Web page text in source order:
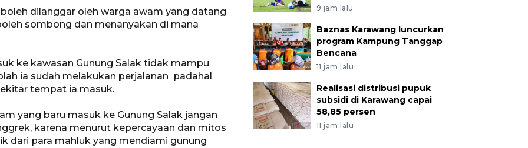
dilanggar oleh warga awam yang datang
sombong dan menanyakan di mana
ke kawasan Gunung Salak tidak mampu
ia sudah melakukan perjalanan padahal
tempat ia masuk.
yang baru masuk ke Gunung Salak jangan
karena menurut kepercayaan dan mitos
dari para mahluk yang mendiami gunung
9 jam lalu
Baznas Karawang luncurkan
program Kampung Tanggap
Bencana
11 jam lalu
Realisasi distribusi pupuk
subsidi di Karawang capai
58,85 persen
11 jam lalu